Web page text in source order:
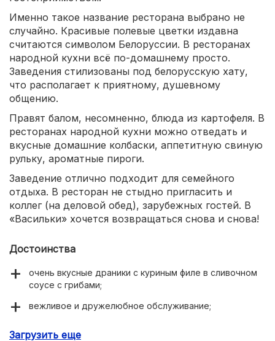
Именно такое название ресторана выбрано не
случайно. Красивые полевые цветки издавна
считаются символом Белоруссии. В ресторанах
народной кухни всё по-домашнему просто.
Заведения стилизованы под белорусскую хату,
что располагает к приятному, душевному
общению.
Правят балом, несомненно, блюда из картофеля. В
ресторанах народной кухни можно отведать и
вкусные домашние колбаски, аппетитную свиную
рульку, ароматные пироги.
Заведение отлично подходит для семейного
отдыха. В ресторан не стыдно пригласить и
коллег (на деловой обед), зарубежных гостей. В
«Васильки» хочется возвращаться снова и снова!
Достоинства
очень вкусные драники с куриным филе в сливочном
соусе с грибами;
вежливое и дружелюбное обслуживание;
Загрузить еще